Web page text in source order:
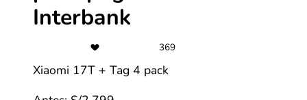
Últimas entradas del blog
Interbank
369
Xiaomi 17T + Tag 4 pack